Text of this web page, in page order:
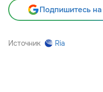
Подпишитесь
Источник Ria